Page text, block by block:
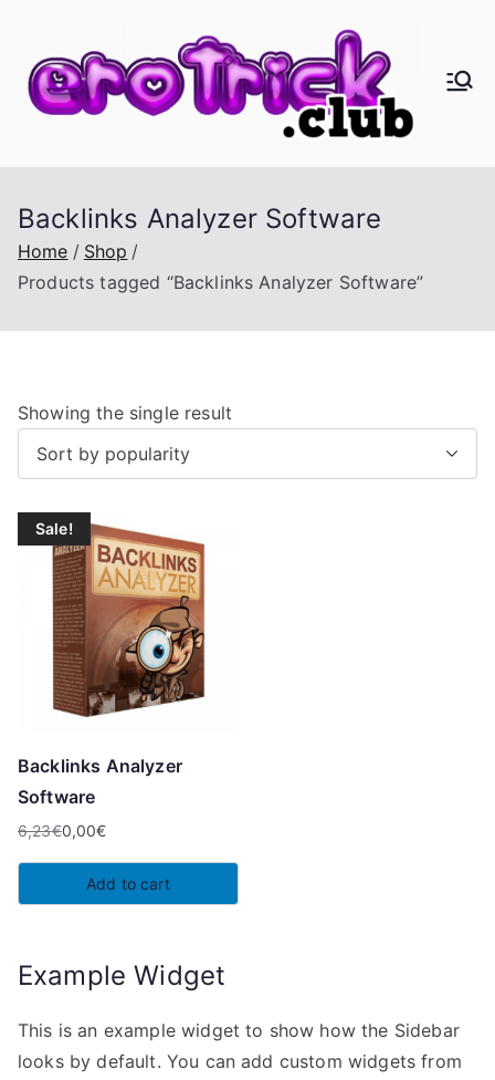
content
k.
cl
Eros,
Backlinks Analyzer Software
Home
Shop
Products tagged “Backlinks Analyzer Software”
Showing the single result
Sale!
Backlinks Analyzer
Software
6,23€
Original
price
was:
0,00€
Current
price
is:
Add to cart
Example Widget
This is an example widget to show how the Sidebar
looks by default. You can add custom widgets from